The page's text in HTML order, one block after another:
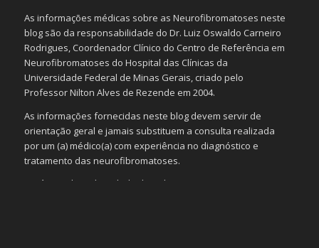
As informações médicas sobre as Neurofibromatoses neste
blog são da responsabilidade do Dr. Luiz Oswaldo Carneiro
Rodrigues, Coordenador Clínico do Centro de Referência em
Neurofibromatoses do Hospital das Clínicas da
Universidade Federal de Minas Gerais, criado pelo
Professor Nilton Alves de Rezende em 2004.
As informações fornecidas neste blog devem servir de
orientação geral e jamais substituem a consulta realizada
por um (a) médico(a) com experiência no diagnóstico e
tratamento das neurofibromatoses.
Será omitida a identidade de todas as pessoas que